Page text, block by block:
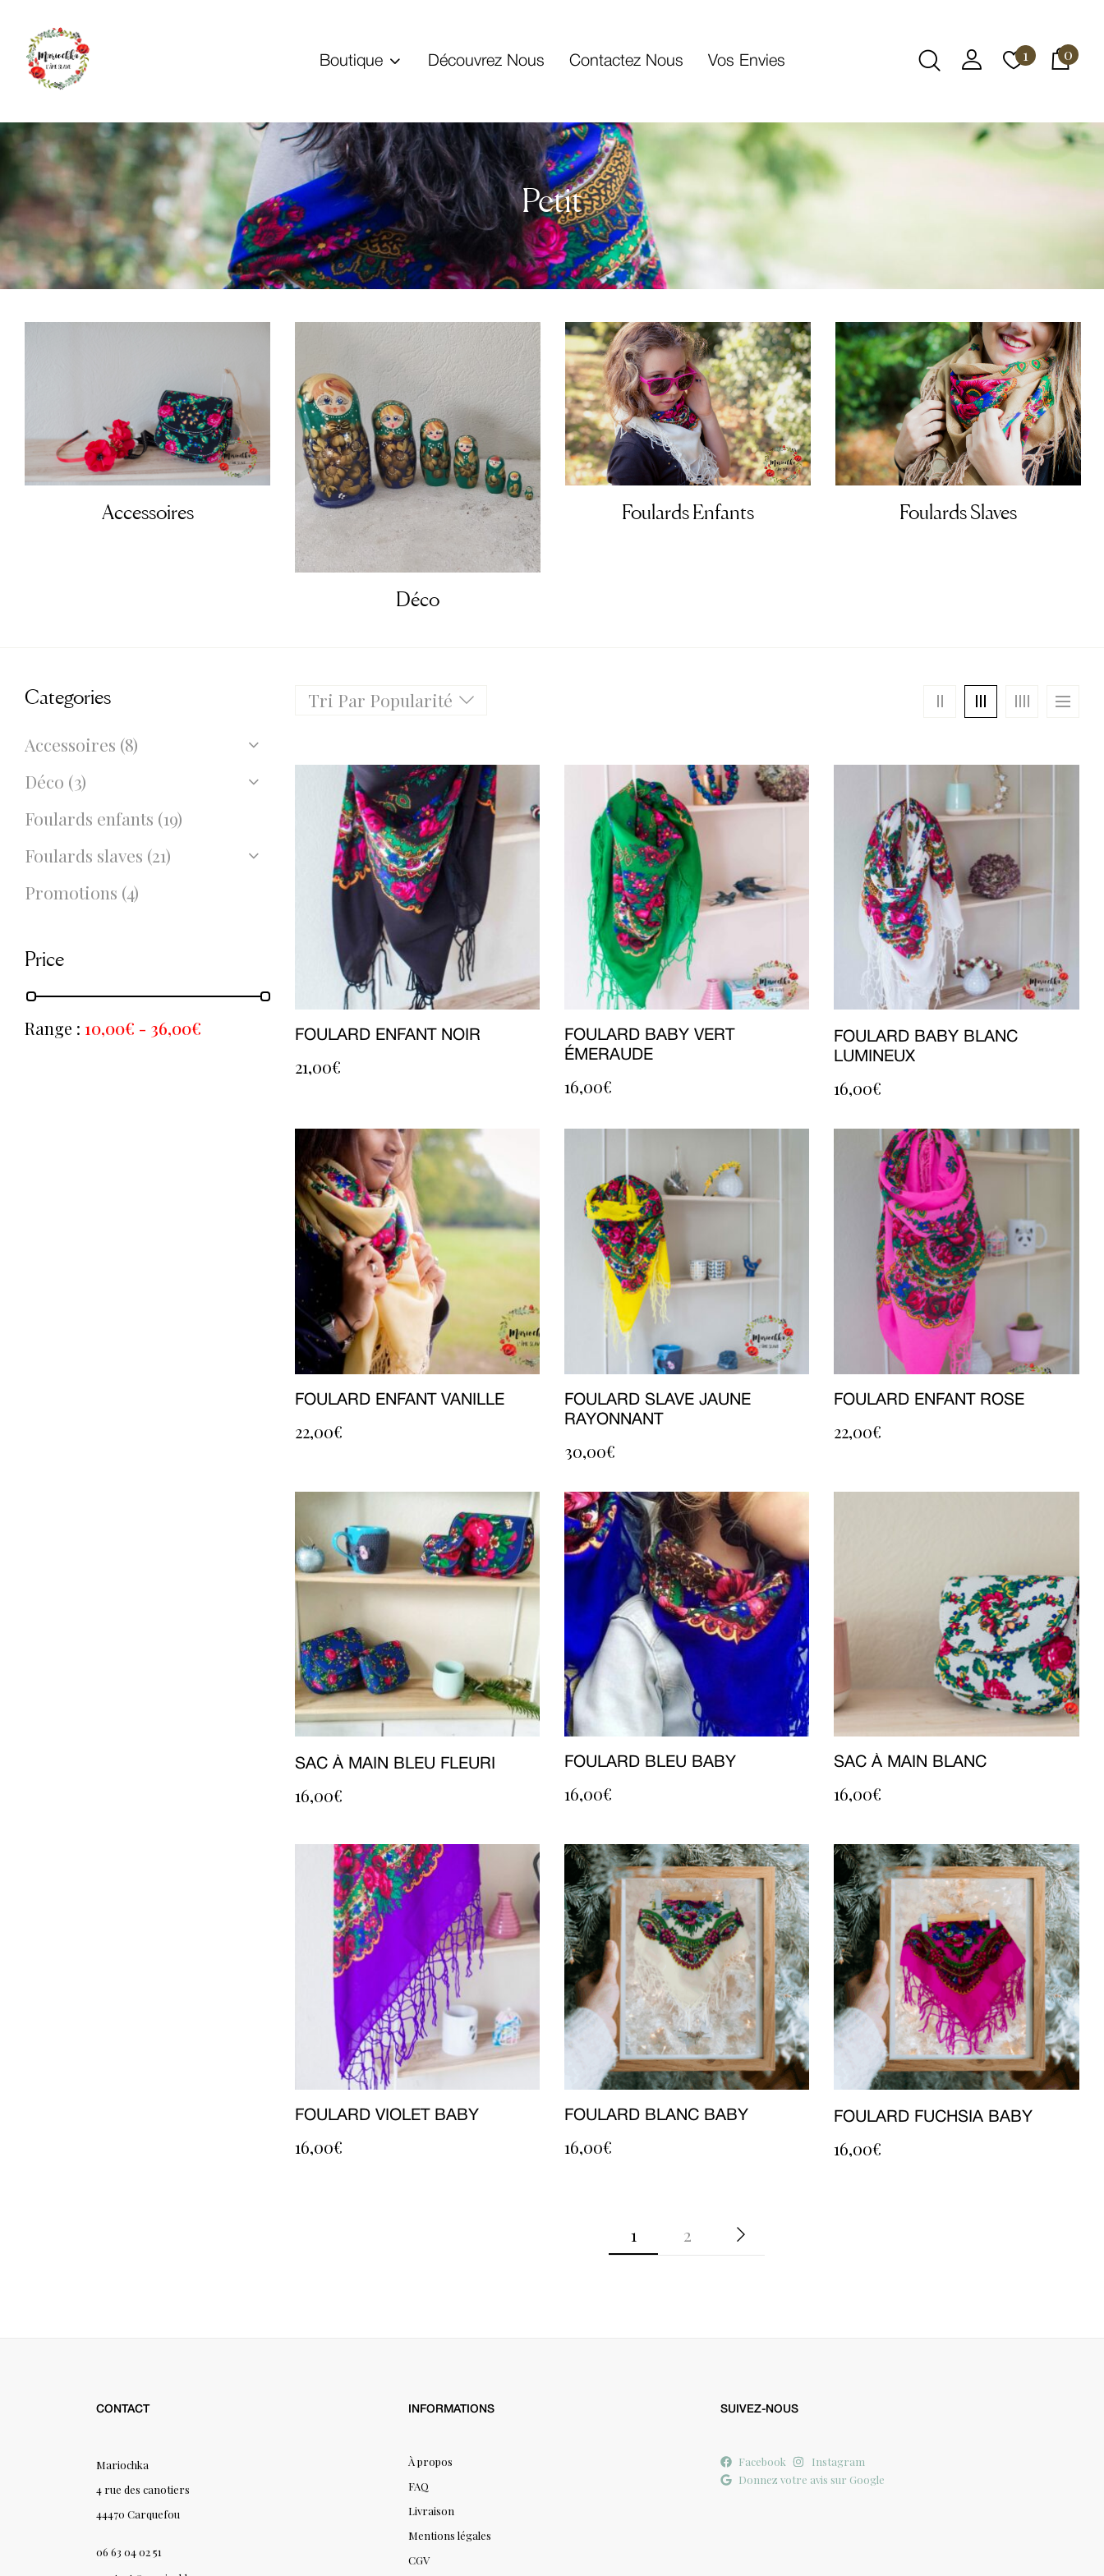
Boutique Découvrez Nous Contactez Nous Vos Envies 1 0
Petit
Accessoires
Déco
Foulards Enfants Foulards Slaves
Categories
Accessoires (8)
Déco (3)
Foulards enfants (19)
Foulards slaves (21)
Promotions (4)
Price
Range : 10,00€ - 36,00€
Tri Par Popularité
FOULARD ENFANT NOIR
21,00€
FOULARD BABY VERT
ÉMERAUDE
16,00€
FOULARD BABY BLANC
LUMINEUX
16,00€
FOULARD ENFANT VANILLE
22,00€
FOULARD SLAVE JAUNE
RAYONNANT
30,00€
FOULARD ENFANT ROSE
22,00€
SAC À MAIN BLEU FLEURI
16,00€
FOULARD BLEU BABY
16,00€
SAC À MAIN BLANC
16,00€
FOULARD VIOLET BABY
16,00€
FOULARD BLANC BABY
16,00€
FOULARD FUCHSIA BABY
16,00€
1 2
CONTACT
Mariochka
4 rue des canotiers
44470 Carquefou
06 63 04 02 51
INFORMATIONS
À propos
FAQ
Livraison
Mentions légales
CGV
SUIVEZ-NOUS
Facebook
Instagram
Donnez votre avis sur Google